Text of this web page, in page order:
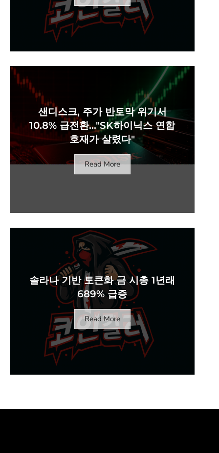
샌디스크, 주가 반토막 위기서
10.8% 급전환…"SK하이닉스 연합
호재가 살렸다"
Read More
솔라나 기반 토큰화 금 시총 1년래
689% 급증
Read More